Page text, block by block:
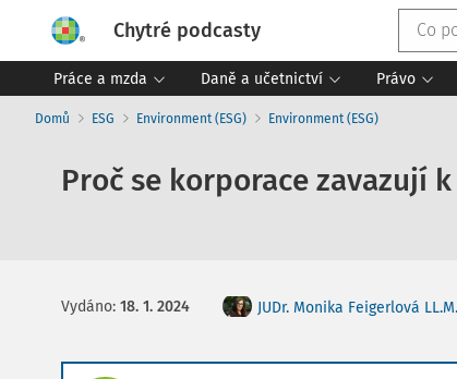
Chytré podcasty
Práce a mzda Daně a učetnictví Právo
Domů ESG Environment (ESG) Environment (ESG)
Proč se korporace zavazují k
Vydáno: 18. 1. 2024 JUDr. Monika Feigerlová LL.M.,